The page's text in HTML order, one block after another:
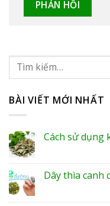
BÀI VIẾT MỚI NHẤT
Cách sử dụng
Dây thìa canh